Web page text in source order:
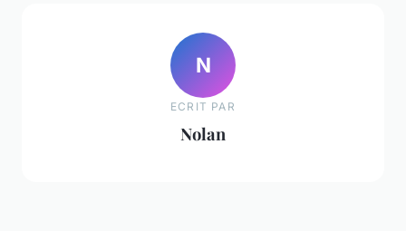
N
ECRIT PAR
Nolan